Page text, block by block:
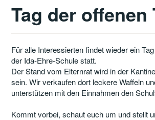
Tag der offenen
Für alle Interessierten findet wieder ein
der Ida-Ehre-Schule statt.
Der Stand vom Elternrat wird in der
sein. Wir verkaufen dort leckere Waffeln
unterstützen mit den Einnahmen den
Kommt vorbei, schaut euch um und stellt